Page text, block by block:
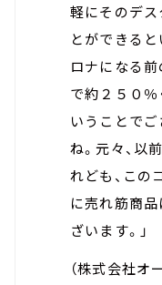
軽にそのデ
とができる
ロナになる
で約２５０％
いうことで
ね。元々、以
れども、この
に売れ筋商
ざいます。」
（株式会社